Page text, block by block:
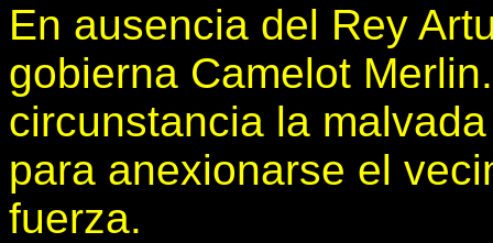
En ausencia del Rey
gobierna Camelot
circunstancia la
para anexionarse el
fuerza.